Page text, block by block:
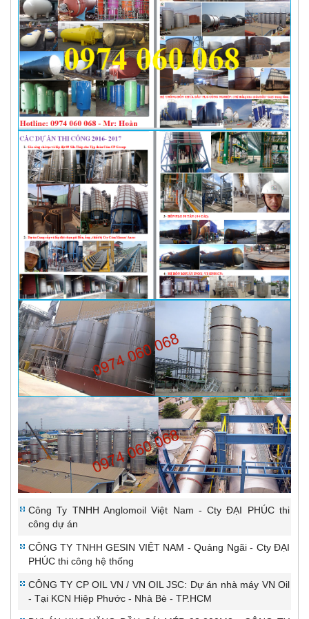
Công Ty TNHH Anglomoil Việt Nam - Cty ĐẠI PHÚC thi
công dự án
CÔNG TY TNHH GESIN VIỆT NAM - Quảng Ngãi - Cty ĐẠI
PHÚC thi công hệ thống
CÔNG TY CP OIL VN / VN OIL JSC: Dự án nhà máy VN Oil
- Tại KCN Hiệp Phước - Nhà Bè - TP.HCM